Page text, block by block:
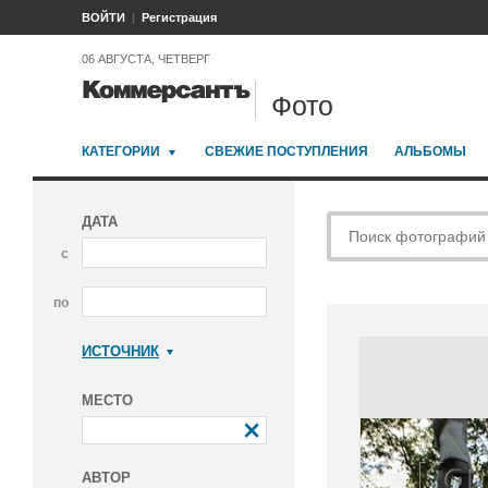
ВОЙТИ Регистрация
06 АВГУСТА, ЧЕТВЕРГ
Фото
КАТЕГОРИИ СВЕЖИЕ ПОСТУПЛЕНИЯ АЛЬБОМЫ
ДАТА
с
по
ИСТОЧНИК
МЕСТО
АВТОР